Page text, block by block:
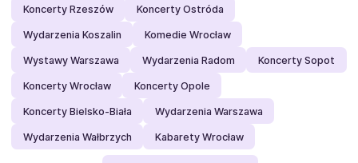
Koncerty Rzeszów Koncerty Ostróda
Wydarzenia Koszalin Komedie Wrocław
Wystawy Warszawa Wydarzenia Radom Koncerty Sopot
Koncerty Wrocław Koncerty Opole
Koncerty Bielsko-Biała Wydarzenia Warszawa
Wydarzenia Wałbrzych Kabarety Wrocław